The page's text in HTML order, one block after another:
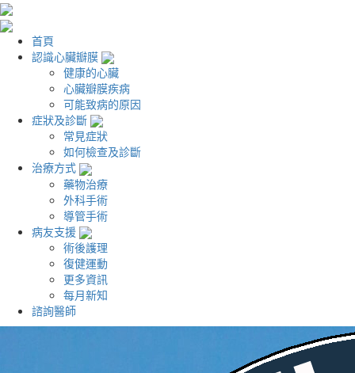
首頁
認識心臟瓣膜
健康的心臟
心臟瓣膜疾病
可能致病的原因
症狀及診斷
常見症狀
如何檢查及診斷
治療方式
藥物治療
外科手術
導管手術
病友支援
術後護理
復健運動
更多資訊
每月新知
諮詢醫師